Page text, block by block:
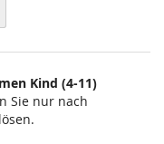
Kind (4-11)
Sie nur nach